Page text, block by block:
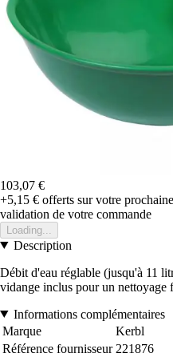
103,07 €
+5,15 € offerts sur votre
validation de votre commande
Loading...
Description
Débit d'eau réglable (jusqu'à 11
vidange inclus pour un nettoyage
Informations complémentaires
Marque
Kerbl
Référence fournisseur 221876